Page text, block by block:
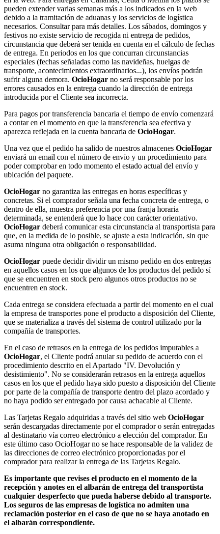
pueden extender varias semanas más a los indicados en la web
debido a la tramitación de aduanas y los servicios de logística
necesarios. Consultar para más detalles. Los sábados, domingos y
festivos no existe servicio de recogida ni entrega de pedidos,
circunstancia que deberá ser tenida en cuenta en el cálculo de fechas
de entrega. En periodos en los que concurran circunstancias
especiales (fechas señaladas como las navideñas, huelgas de
transporte, acontecimientos extraordinarios...), los envíos podrán
sufrir alguna demora. OcioHogar no será responsable por los
errores causados en la entrega cuando la dirección de entrega
introducida por el Cliente sea incorrecta.
Para pagos por transferencia bancaria el tiempo de envío comenzará
a contar en el momento en que la transferencia sea efectiva y
aparezca reflejada en la cuenta bancaria de OcioHogar.
Una vez que el pedido ha salido de nuestros almacenes OcioHogar
enviará un email con el número de envío y un procedimiento para
poder comprobar en todo momento el estado actual del envío y
ubicación del paquete.
OcioHogar no garantiza las entregas en horas específicas y
concretas. Si el comprador señala una fecha concreta de entrega, o
dentro de ella, muestra preferencia por una franja horaria
determinada, se entenderá que lo hace con carácter orientativo.
OcioHogar deberá comunicar esta circunstancia al transportista para
que, en la medida de lo posible, se ajuste a esta indicación, sin que
asuma ninguna otra obligación o responsabilidad.
OcioHogar puede decidir dividir un mismo pedido en dos entregas
en aquellos casos en los que algunos de los productos del pedido sí
que se encuentren en stock pero algunos otros productos no se
encuentren en stock.
Cada entrega se considera efectuada a partir del momento en el cual
la empresa de transportes pone el producto a disposición del Cliente,
que se materializa a través del sistema de control utilizado por la
compañía de transportes.
En el caso de retrasos en la entrega de los pedidos imputables a
OcioHogar, el Cliente podrá anular su pedido de acuerdo con el
procedimiento descrito en el Apartado "IV. Devolución y
desistimiento". No se considerarán retrasos en la entrega aquellos
casos en los que el pedido haya sido puesto a disposición del Cliente
por parte de la compañía de transporte dentro del plazo acordado y
no haya podido ser entregado por causa achacable al Cliente.
Las Tarjetas Regalo adquiridas a través del sitio web OcioHogar
serán descargadas directamente por el comprador o serán entregadas
al destinatario vía correo electrónico a elección del comprador. En
este último caso OcioHogar no se hace responsable de la validez de
las direcciones de correo electrónico proporcionadas por el
comprador para realizar la entrega de las Tarjetas Regalo.
Es importante que revises el producto en el momento de la
recepción y anotes en el albarán de entrega del transportista
cualquier desperfecto que pueda haberse debido al transporte.
Los seguros de las empresas de logística no admiten una
reclamación posterior en el caso de que no se haya anotado en
el albarán correspondiente.